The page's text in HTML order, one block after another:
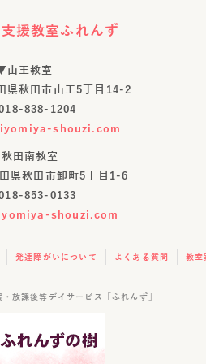
山王教室
県秋田市山王5丁目14-2
838-1204
shouzi.com
田南教室
県秋田市卸町5丁目1-6
853-0133
shouzi.com
発達障がいについて よくある質問 教室
放課後等デイサービス「ふれんず」